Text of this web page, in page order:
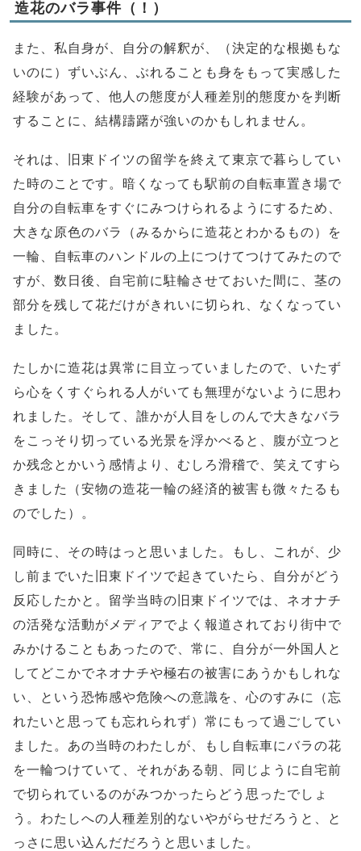
造花のバラ事件（！）
また、私自身が、自分の解釈が、（決定的な根拠もな
いのに）ずいぶん、ぶれることも身をもって実感した
経験があって、他人の態度が人種差別的態度かを判断
することに、結構躊躇が強いのかもしれません。
それは、旧東ドイツの留学を終えて東京で暮らしてい
た時のことです。暗くなっても駅前の自転車置き場で
自分の自転車をすぐにみつけられるようにするため、
大きな原色のバラ（みるからに造花とわかるもの）を
一輪、自転車のハンドルの上につけてつけてみたので
すが、数日後、自宅前に駐輪させておいた間に、茎の
部分を残して花だけがきれいに切られ、なくなってい
ました。
たしかに造花は異常に目立っていましたので、いたず
ら心をくすぐられる人がいても無理がないように思わ
れました。そして、誰かが人目をしのんで大きなバラ
をこっそり切っている光景を浮かべると、腹が立つと
か残念とかいう感情より、むしろ滑稽で、笑えてすら
きました（安物の造花一輪の経済的被害も微々たるも
のでした）。
同時に、その時はっと思いました。もし、これが、少
し前までいた旧東ドイツで起きていたら、自分がどう
反応したかと。留学当時の旧東ドイツでは、ネオナチ
の活発な活動がメディアでよく報道されており街中で
みかけることもあったので、常に、自分が一外国人と
してどこかでネオナチや極右の被害にあうかもしれな
い、という恐怖感や危険への意識を、心のすみに（忘
れたいと思っても忘れられず）常にもって過ごしてい
ました。あの当時のわたしが、もし自転車にバラの花
を一輪つけていて、それがある朝、同じように自宅前
で切られているのがみつかったらどう思ったでしょ
う。わたしへの人種差別的ないやがらせだろうと、と
っさに思い込んだだろうと思いました。